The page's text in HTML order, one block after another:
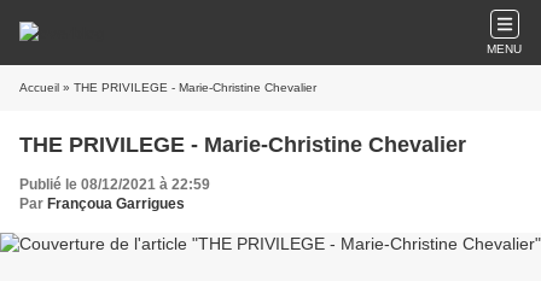
MENU
Accueil » THE PRIVILEGE - Marie-Christine Chevalier
THE PRIVILEGE - Marie-Christine Chevalier
Publié le 08/12/2021 à 22:59
Par Françoua Garrigues